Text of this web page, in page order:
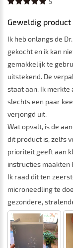
Geweldig product
Ik heb onlangs de
gekocht en ik kan
gemakkelijk te
uitstekend. De
staat aan. Ik merkte
slechts een paar
verjongd uit.
Wat opvalt, is de
dit product is, zelfs
prioriteit geeft aan
instructies maakten
Ik raad dit ten
microneedling te
gezondere,